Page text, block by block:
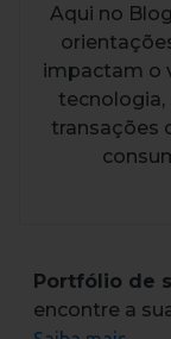
Aqui no
impactam o
tecnologia,
transações
Portfólio de
encontre a